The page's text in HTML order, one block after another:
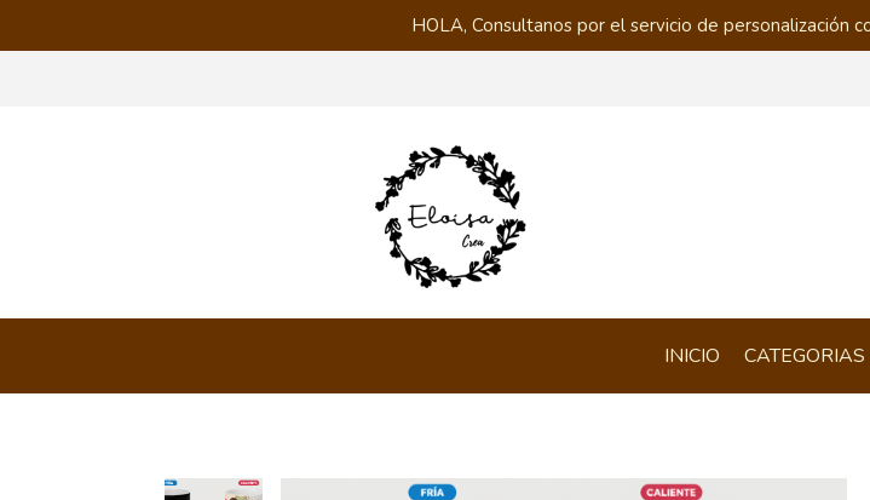
HOLA, Consultanos por el servicio de personalización
INICIO CATEGORIAS